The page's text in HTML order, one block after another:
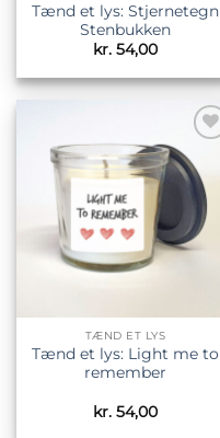
Tænd et lys: Stjernetegn
Stenbukken
kr. 54,00
Tilføj til
ønskeliste
TÆND ET LYS
Tænd et lys: Light me to
remember
kr. 54,00